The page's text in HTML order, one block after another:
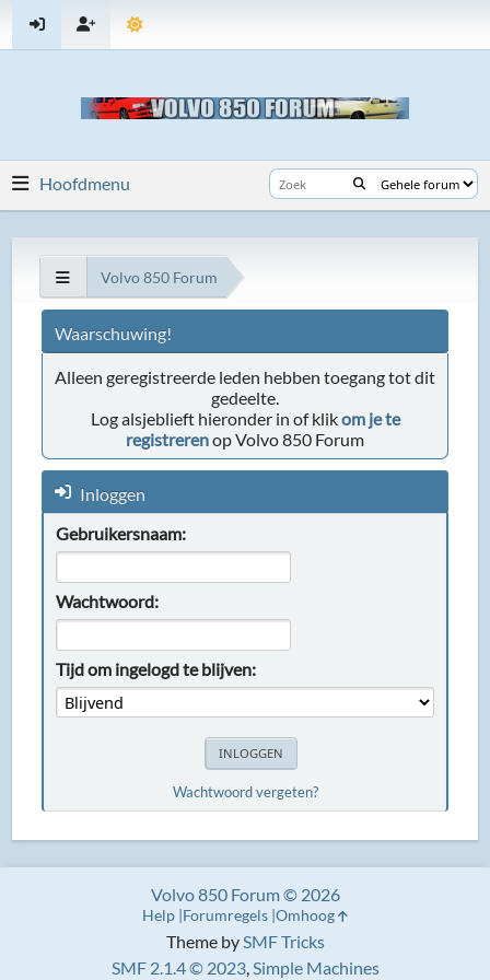
Hoofdmenu
Volvo 850 Forum
Waarschuwing!
Alleen geregistreerde leden hebben toegang tot dit
gedeelte.
Log alsjeblieft hieronder in of klikom je te
registrerenop Volvo 850 Forum
Inloggen
Gebruikersnaam:
Wachtwoord:
Tijd om ingelogd te blijven:
Wachtwoord vergeten?
Theme bySMF Tricks
SMF 2.1.4 © 2023,Simple Machines
Volvo 850 Forum © 2026
Help Forumregels Omhoog